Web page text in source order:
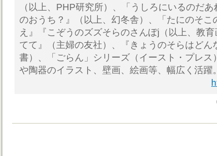
（以上、PHP研究所）、「うしろにいるのだ
のおうち？』（以上、幻冬舎）、「たにのそこ
え』『こぞうのズズそらのさんぽj（以上、教
てて』（主婦の友社）、『きょうのそらはどん
書）、「ごらん」シリーズ（イースト・プレス
や陶器のイラスト、壁画、絵画等、幅広く活躍